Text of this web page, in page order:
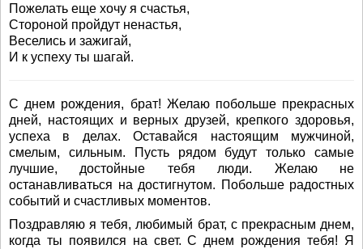
Пожелать еще хочу я счастья,
Стороной пройдут ненастья,
Веселись и зажигай,
И к успеху ты шагай.
С днем рождения, брат! Желаю побольше прекрасных
дней, настоящих и верных друзей, крепкого здоровья,
успеха в делах. Оставайся настоящим мужчиной,
смелым, сильным. Пусть рядом будут только самые
лучшие, достойные тебя люди. Желаю не
останавливаться на достигнутом. Побольше радостных
событий и счастливых моментов.
Поздравляю я тебя, любимый брат, с прекрасным днем,
когда ты появился на свет. С днем рождения тебя! Я